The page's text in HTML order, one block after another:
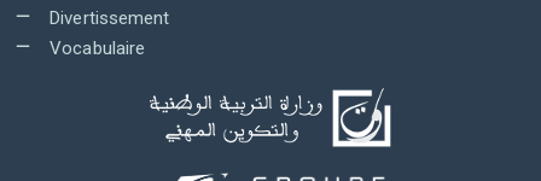
Divertissement
Vocabulaire